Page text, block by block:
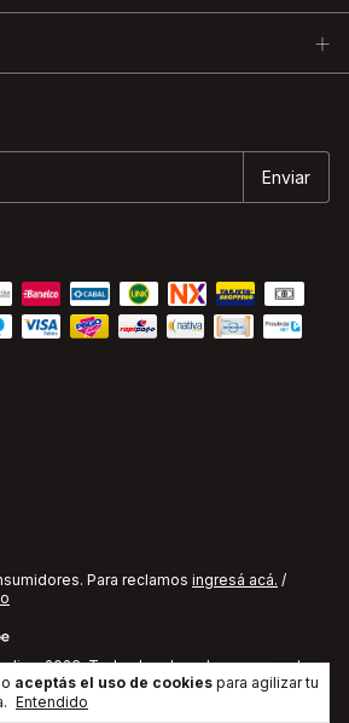
aceptás el uso de cookies para agilizar tu
Entendido
Para reclamos ingresá acá. /
- 2026. Todos los derechos reservados.